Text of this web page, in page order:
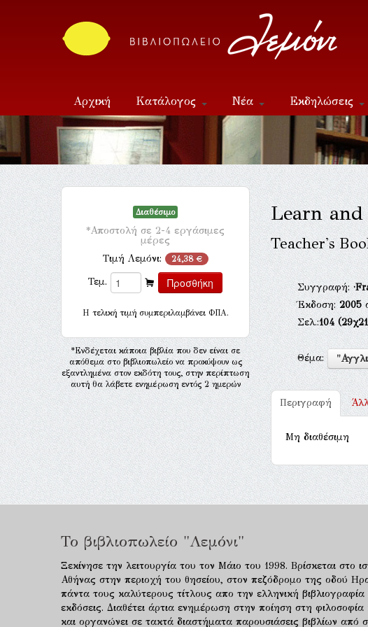
Αρχική Κατάλογος Νέα Εκδηλώσεις
Επικοινωνία
Διαθέσιμο
*Αποστολή σε 2-4 εργάσιμες
μέρες
Τιμή Λεμόνι: 24,38 €
Τεμ.
H τελική τιμή συμπεριλαμβάνει ΦΠΑ.
*Ενδέχεται κάποια βιβλία που δεν είναι σε
απόθεμα στο βιβλιοπωλείο να προκύψουν ως
εξαντλημένα στον εκδότη τους, στην περίπτωση
αυτή θα λάβετε ενημέρωση εντός 2 ημερών
Learn and
Teacher's
Συγγραφή:
Έκδοση:2005
Σελ.:104
Θέμα:
Περιγραφή
Μη διαθέσιμη
Το βιβλιοπωλείο "Λεμόνι"
Ξεκίνησε την λειτουργία του τον Μάιο του 1998. Βρίσκεται στο
Αθήνας στην περιοχή του θησείου, στον πεζόδρομο της οδού
πάντα τους καλύτερους τίτλους απο την ελληνική βιβλιογραφία
εκδόσεις. Διαθέτει άρτια ενημέρωση στην ποίηση στη φιλοσοφία
και οργανώνει σε τακτά διαστήματα παρουσιάσεις βιβλίων από